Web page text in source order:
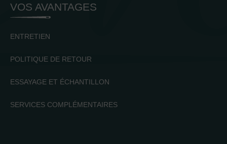
VOS AVANTAGES
ENTRETIEN
POLITIQUE DE RETOUR
ESSAYAGE ET ÉCHANTILLON
SERVICES COMPLÉMENTAIRES